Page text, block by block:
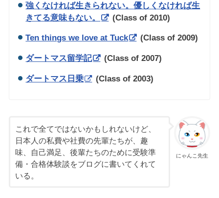
強くなければ生きられない。優しくなければ生
きてる意味もない。
(Class of 2010)
Ten things we love at Tuck (Class of 2009)
ダートマス留学記 (Class of 2007)
ダートマス日乗 (Class of 2003)
にゃんこ先生
これで全てではないかもしれないけど、
日本人の私費や社費の先輩たちが、趣
味、自己満足、後輩たちのために受験準
備・合格体験談をブログに書いてくれて
いる。